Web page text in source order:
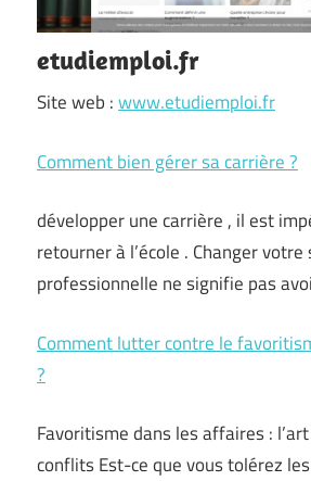
etudiemploi.fr
Site web :www.etudiemploi.fr
Comment bien gérer sa carrière ?
développer une carrière , il est
retourner à l’école . Changer
professionnelle ne signifie pas
Comment lutter contre le
?
Favoritisme dans les affaires :
conflits Est-ce que vous tolérez